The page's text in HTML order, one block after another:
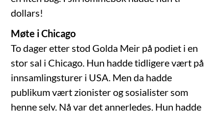
dollars!
Møte i Chicago
To dager etter stod Golda Meir på podiet i en
stor sal i Chicago. Hun hadde tidligere vært på
innsamlingsturer i USA. Men da hadde
publikum vært zionister og sosialister som
henne selv. Nå var det annerledes. Hun hadde